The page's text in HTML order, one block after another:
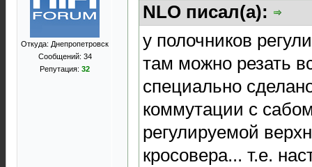
Откуда: Днепропетровск
Сообщений: 34
Репутация: 32
NLO писал(а):
у полочников
там можно резать
специально
коммутации с
регулируемой
кросовера... т.е.